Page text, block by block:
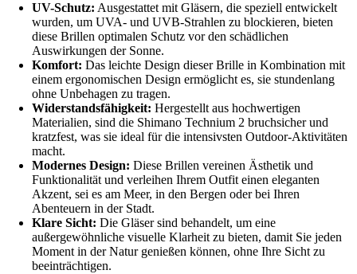
UV-Schutz: Ausgestattet mit Gläsern, die speziell entwickelt
wurden, um UVA- und UVB-Strahlen zu blockieren, bieten
diese Brillen optimalen Schutz vor den schädlichen
Auswirkungen der Sonne.
Komfort: Das leichte Design dieser Brille in Kombination mit
einem ergonomischen Design ermöglicht es, sie stundenlang
ohne Unbehagen zu tragen.
Widerstandsfähigkeit: Hergestellt aus hochwertigen
Materialien, sind die Shimano Technium 2 bruchsicher und
kratzfest, was sie ideal für die intensivsten Outdoor-Aktivitäten
macht.
Modernes Design: Diese Brillen vereinen Ästhetik und
Funktionalität und verleihen Ihrem Outfit einen eleganten
Akzent, sei es am Meer, in den Bergen oder bei Ihren
Abenteuern in der Stadt.
Klare Sicht: Die Gläser sind behandelt, um eine
außergewöhnliche visuelle Klarheit zu bieten, damit Sie jeden
Moment in der Natur genießen können, ohne Ihre Sicht zu
beeinträchtigen.